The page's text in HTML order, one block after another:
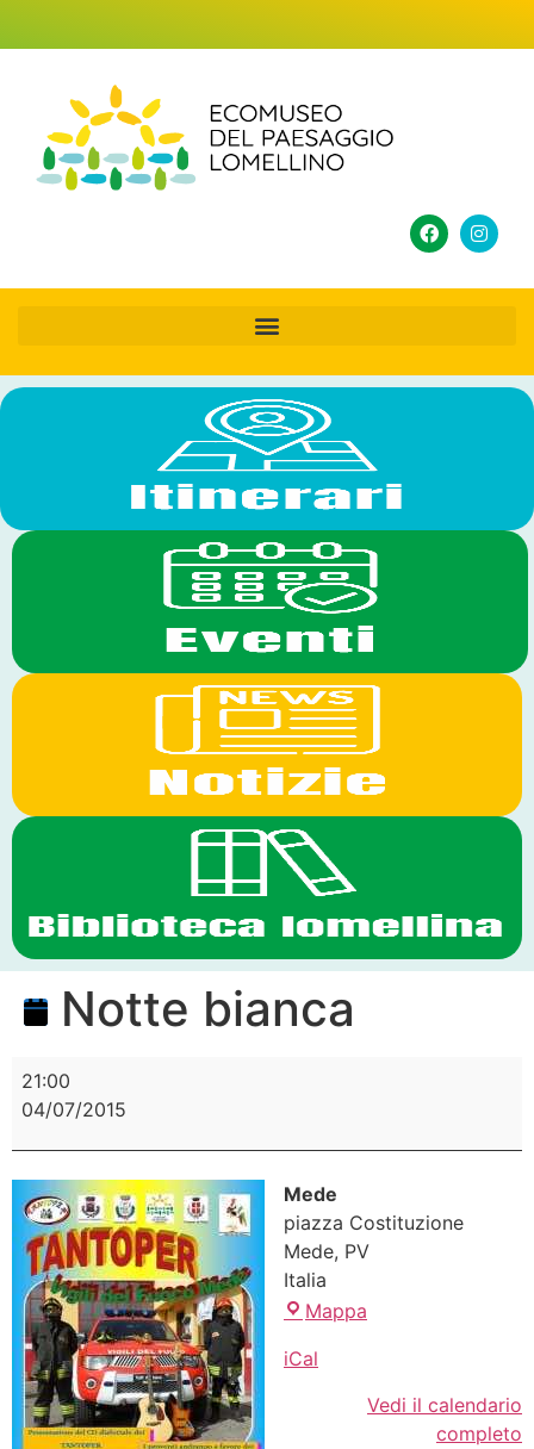
Notte bianca
21:00
04/07/2015
Mede
piazza Costituzione
Mede, PV
Italia
Mappa
iCal
Vedi il calendario
completo